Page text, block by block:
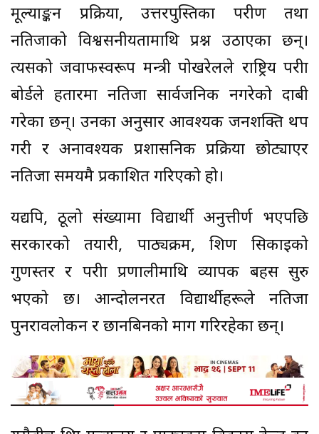
मूल्याङ्कन प्रक्रिया, उत्तरपुस्तिका परीक्षण तथा
नतिजाको विश्वसनीयतामाथि प्रश्न उठाएका छन्।
त्यसको जवाफस्वरूप मन्त्री पोखरेलले राष्ट्रिय परीक्षा
बोर्डले हतारमा नतिजा सार्वजनिक नगरेको दाबी
गरेका छन्। उनका अनुसार आवश्यक जनशक्ति थप
गरी र अनावश्यक प्रशासनिक प्रक्रिया छोट्याएर
नतिजा समयमै प्रकाशित गरिएको हो।
यद्यपि, ठूलो संख्यामा विद्यार्थी अनुत्तीर्ण भएपछि
सरकारको तयारी, पाठ्यक्रम, शिक्षण सिकाइको
गुणस्तर र परीक्षा प्रणालीमाथि व्यापक बहस सुरु
भएको छ। आन्दोलनरत विद्यार्थीहरूले नतिजा
पुनरावलोकन र छानबिनको माग गरिरहेका छन्।